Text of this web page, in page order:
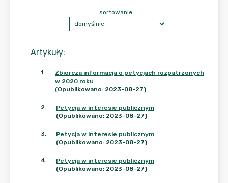
Artykuły:
sortowanie:
1.
Zbiorcza informacja o petycjach rozpatrzonych
w 2020 roku
(Opublikowano: 2023-08-27)
2.
Petycja w interesie publicznym
(Opublikowano: 2023-08-27)
3.
Petycja w interesie publicznym
(Opublikowano: 2023-08-27)
4.
Petycja w interesie publicznym
(Opublikowano: 2023-08-27)